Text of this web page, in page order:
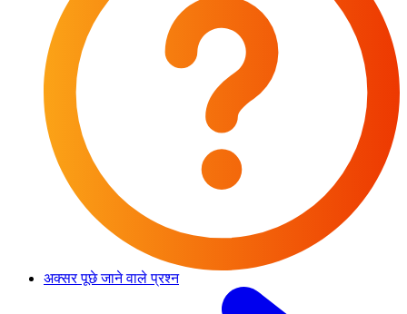
अक्सर पूछे जाने वाले प्रश्न